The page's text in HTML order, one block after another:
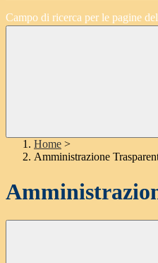
Campo di ricerca per le pagine
Home >
Amministrazione